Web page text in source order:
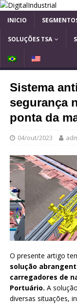
INICIO
SOLUÇÕES TSA
B
S
L
E
L
S
H
Sistema
segurança
ponta da
04/out/2023
O presente artigo
solução
carregadores de
Portuário. A
diversas situações,